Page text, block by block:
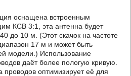
оснащена встроенным
КСВ 3:1, эта антенна будет
до 10 м. (Этот скачок на частоте
17 м и может быть
модели.) Использование
даёт более пологую кривую.
проводов оптимизирует её для